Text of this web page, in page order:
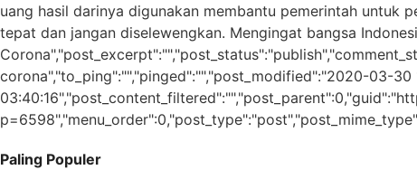
uang hasil darinya digunakan membantu pemerintah untuk
tepat dan jangan diselewengkan. Mengingat bangsa
corona","to_ping":"","pinged":"","post_modified":"2020-03-
Paling Populer